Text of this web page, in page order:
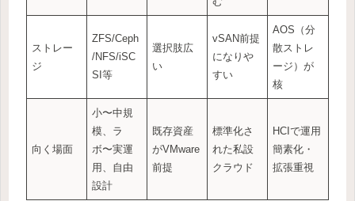
ストレー
ジ
ZFS/Ceph
/NFS/iSC
SI等
選択肢広
い
vSAN前提
になりや
すい
AOS（分
散ストレ
ージ）が
核
向く場面
小〜中規
模、ラ
ボ〜実運
用、自由
設計
既存資産
がVMware
前提
標準化さ
れた私設
クラウド
HCIで運用
簡素化・
拡張重視